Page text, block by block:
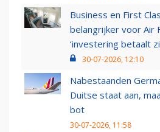
Business en First
belangrijker voor Air
‘investering betaalt
30-07-2026, 12:10
Nabestaanden
Duitse staat aan,
bot
30-07-2026, 11:58